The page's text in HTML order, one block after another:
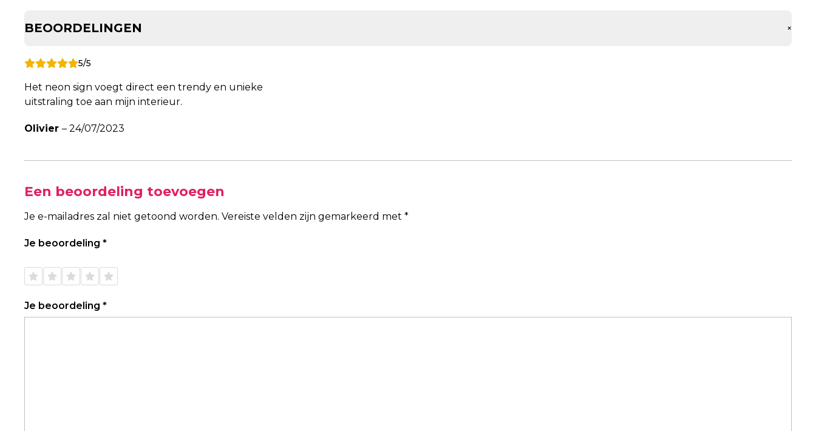
BEOORDELINGEN +
5/5
Het neon sign voegt direct een trendy en unieke
uitstraling toe aan mijn interieur.
Olivier – 24/07/2023
Een beoordeling toevoegen
Je e-mailadres zal niet getoond worden. Vereiste velden zijn gemarkeerd met *
Je beoordeling *
de 5
de 5
de 5
de 5
de 5
Je beoordeling *